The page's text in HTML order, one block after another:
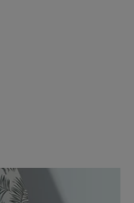
een
volgens CBW